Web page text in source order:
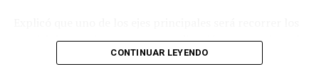
ante posibles tormentas eléctricas, especialmente en
regiones montañosas y del sur de Veracruz.
municipios que integran su coordinación para revisar el
funcionamiento de los comités municipales surgidos de
CONTINUAR LEYENDO